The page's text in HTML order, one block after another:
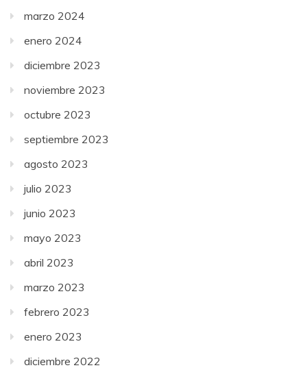
marzo 2024
enero 2024
diciembre 2023
noviembre 2023
octubre 2023
septiembre 2023
agosto 2023
julio 2023
junio 2023
mayo 2023
abril 2023
marzo 2023
febrero 2023
enero 2023
diciembre 2022